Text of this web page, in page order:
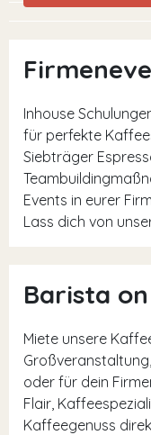
Inhouse
für perfekte
Siebträger
Events in eurer
Lass dich von
Barista
Miete unsere
oder für dein
Flair,
Kaffeegenuss